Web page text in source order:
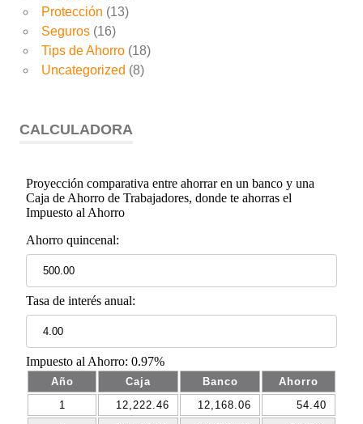
Protección (13)
Seguros(16)
Tips de Ahorro(18)
Uncategorized (8)
CALCULADORA